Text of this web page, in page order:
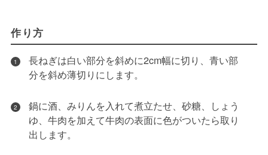
作り方
1
長ねぎは白い部分を斜めに2cm幅に切り、青い部
分を斜め薄切りにします。
2
鍋に酒、みりんを入れて煮立たせ、砂糖、しょう
ゆ、牛肉を加えて牛肉の表面に色がついたら取り
出します。